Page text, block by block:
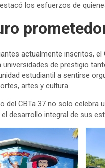
los esfuerzos de
actualmente inscritos,
universidades de prestigio
estudiantil a sentirse
artes y cultura.
del CBTa 37 no solo
desarrollo integral de sus